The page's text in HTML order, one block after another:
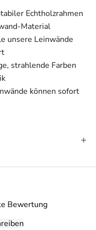
Echtholzrahmen
Material
unsere Leinwände
strahlende Farben
können sofort
Bewertung